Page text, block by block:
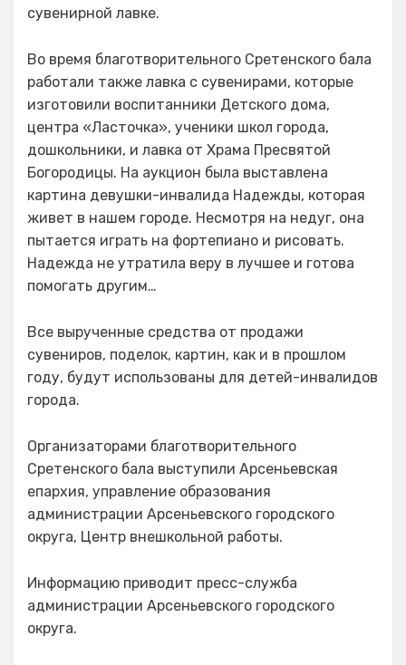
сувенирной лавке.
Во время благотворительного Сретенского бала
работали также лавка с сувенирами, которые
изготовили воспитанники Детского дома,
центра «Ласточка», ученики школ города,
дошкольники, и лавка от Храма Пресвятой
Богородицы. На аукцион была выставлена
картина девушки-инвалида Надежды, которая
живет в нашем городе. Несмотря на недуг, она
пытается играть на фортепиано и рисовать.
Надежда не утратила веру в лучшее и готова
помогать другим…
Все вырученные средства от продажи
сувениров, поделок, картин, как и в прошлом
году, будут использованы для детей-инвалидов
города.
Организаторами благотворительного
Сретенского бала выступили Арсеньевская
епархия, управление образования
администрации Арсеньевского городского
округа, Центр внешкольной работы.
Информацию приводит пресс-служба
администрации Арсеньевского городского
округа.